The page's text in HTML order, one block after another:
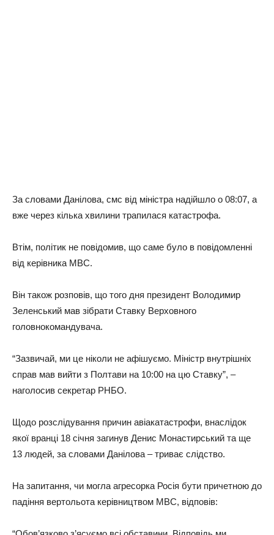
За словами Данілова, смс від міністра надійшло о 08:07, а
вже через кілька хвилини трапилася катастрофа.
Втім, політик не повідомив, що саме було в повідомленні
від керівника МВС.
Він також розповів, що того дня президент Володимир
Зеленський мав зібрати Ставку Верховного
головнокомандувача.
“Зазвичай, ми це ніколи не афішуємо. Міністр внутрішніх
справ мав вийти з Полтави на 10:00 на цю Ставку”, –
наголосив секретар РНБО.
Щодо розслідування причин авіакатастрофи, внаслідок
якої вранці 18 січня загинув Денис Монастирський та ще
13 людей, за словами Данілова – триває слідство.
На запитання, чи могла агресорка Росія бути причетною до
падіння вертольота керівництвом МВС, відповів: